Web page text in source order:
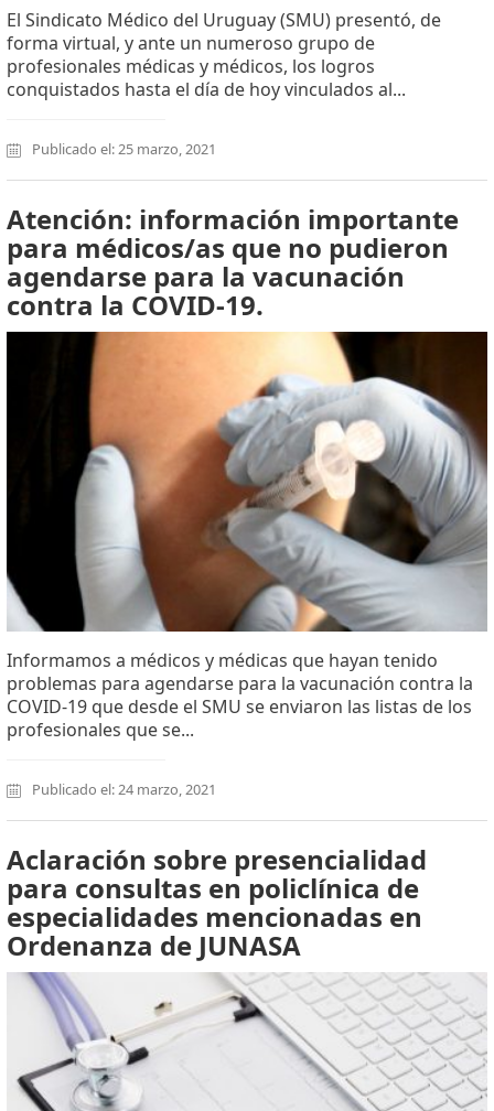
El Sindicato Médico del Uruguay (SMU) presentó, de
forma virtual, y ante un numeroso grupo de
profesionales médicas y médicos, los logros
conquistados hasta el día de hoy vinculados al...
Publicado el: 25 marzo, 2021
Atención: información importante
para médicos/as que no pudieron
agendarse para la vacunación
contra la COVID-19.
Informamos a médicos y médicas que hayan tenido
problemas para agendarse para la vacunación contra la
COVID-19 que desde el SMU se enviaron las listas de los
profesionales que se...
Publicado el: 24 marzo, 2021
Aclaración sobre presencialidad
para consultas en policlínica de
especialidades mencionadas en
Ordenanza de JUNASA